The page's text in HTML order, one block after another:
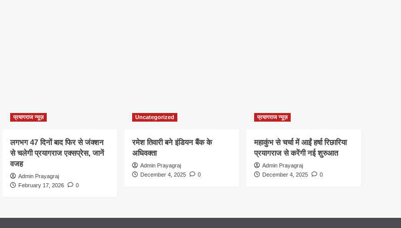
प्रयागराज न्यूज़
लगभग 47 दिनों बाद फिर से जंक्शन
से चलेगी प्रयागराज एक्सप्रेस, जानें
वजह
Admin Prayagraj
February 17, 2026
0
Uncategorized
रमेश तिवारी बने इंडियन बैंक के
अधिवक्ता
Admin Prayagraj
December 4, 2025
0
प्रयागराज न्यूज़
महाकुंभ से चर्चा में आईं हर्षा रिछारिया
प्रयागराज से करेंगी नई शुरुआत
Admin Prayagraj
December 4, 2025
0